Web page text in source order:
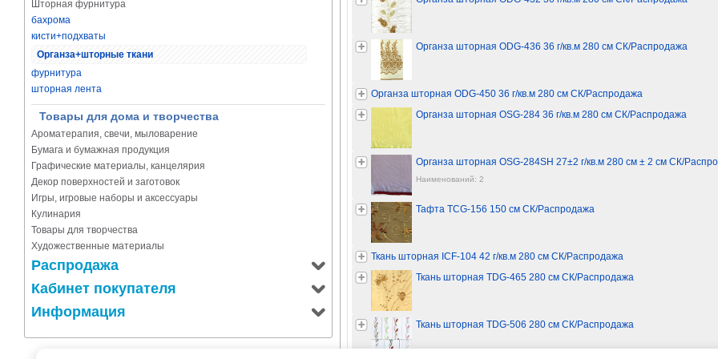
Шторная фурнитура
бахрома
кисти+подхваты
Органза+шторные ткани
фурнитура
шторная лента
Товары для дома и творчества
Ароматерапия, свечи, мыловарение
Бумага и бумажная продукция
Графические материалы, канцелярия
Декор поверхностей и заготовок
Игры, игровые наборы и аксессуары
Кулинария
Товары для творчества
Художественные материалы
Распродажа
Кабинет покупателя
Информация
Органза шторная ODG-436 36 г/кв.м 280 см СК/Распродажа
Органза шторная ODG-450 36 г/кв.м 280 см СК/Распродажа
Органза шторная OSG-284 36 г/кв.м 280 см СК/Распродажа
Органза шторная OSG-284SH 27±2 г/кв.м 280 см ± 2 см СК/
Наименований: 2
Тафта TCG-156 150 см СК/Распродажа
Ткань шторная ICF-104 42 г/кв.м 280 см СК/Распродажа
Ткань шторная TDG-465 280 см СК/Распродажа
Ткань шторная TDG-506 280 см СК/Распродажа